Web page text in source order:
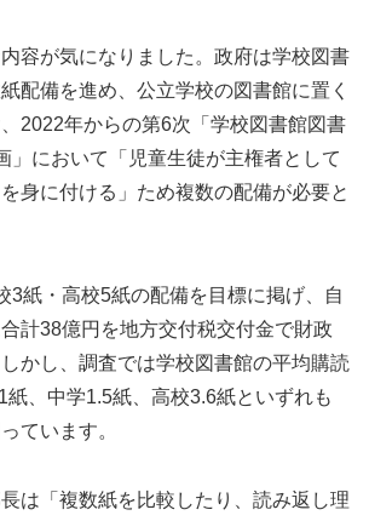
容が気になりました。政府は学校図書
配備を進め、公立学校の図書館に置く
2022年からの第6次「学校図書館図書
」において「児童生徒が主権者として
身に付ける」ため複数の配備が必要と
3紙・高校5紙の配備を目標に掲げ、自
計38億円を地方交付税交付金で財政
かし、調査では学校図書館の平均購読
紙、中学1.5紙、高校3.6紙といずれも
ています。
は「複数紙を比較したり、読み返し理